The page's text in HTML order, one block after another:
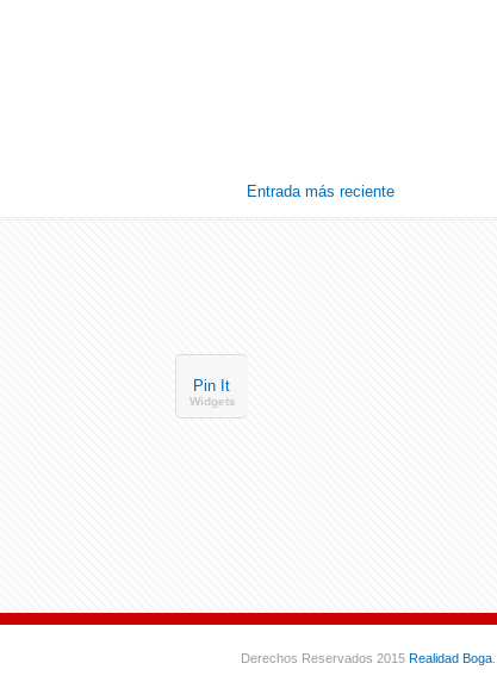
Pin It
Widgets
Entrada más reciente
Derechos Reservados 2015 Realidad Boga